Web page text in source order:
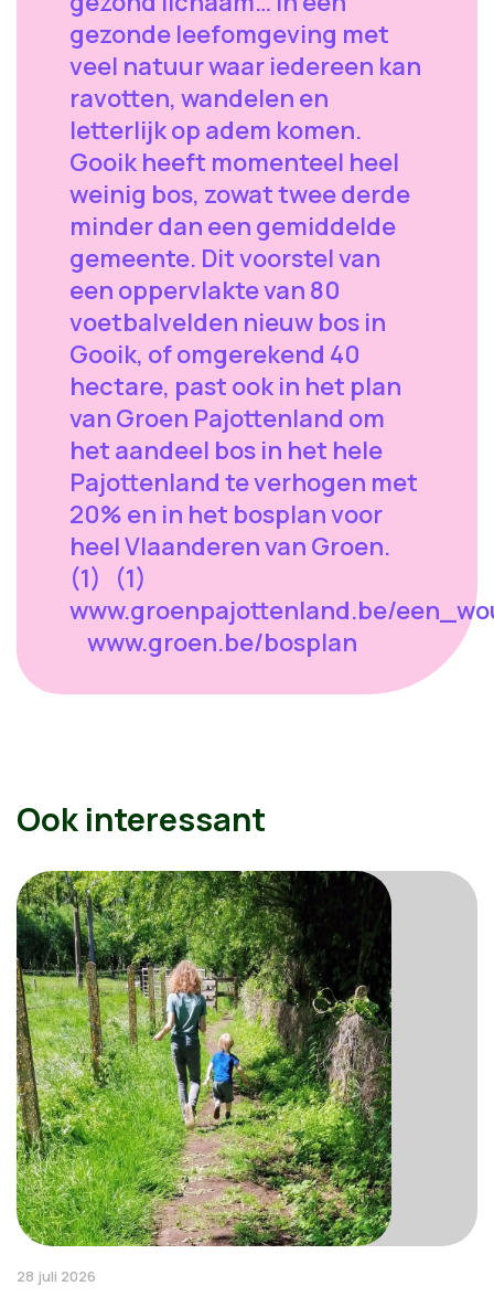
gezonde leefomgeving met
veel natuur waar iedereen kan
ravotten, wandelen en
letterlijk op adem komen.
Gooik heeft momenteel heel
weinig bos, zowat twee derde
minder dan een gemiddelde
gemeente. Dit voorstel van
een oppervlakte van 80
voetbalvelden nieuw bos in
Gooik, of omgerekend 40
hectare, past ook in het plan
van Groen Pajottenland om
het aandeel bos in het hele
Pajottenland te verhogen met
20% en in het bosplan voor
heel Vlaanderen van Groen.
(1) (1)
www.groenpajottenland.be/
www.groen.be/bosplan
Ook interessant
28 juli 2026